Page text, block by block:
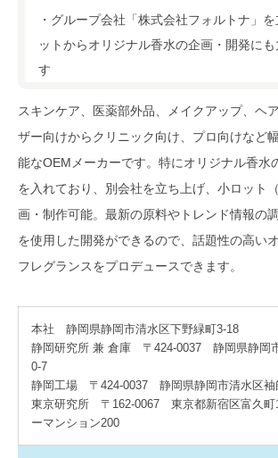
・グループ会社「株式会社フォルトナ」
ットからオリジナル香水の企画・開発にも
す
スキンケア、医薬部外品、メイクアップ、ヘ
ザー向けからクリニック向け、プロ向けなど
能なOEMメーカーです。特にオリジナル香水
を入れており、別会社を立ち上げ、小ロット
画・制作可能。最新の原料やトレンド情報の
を使用した開発ができるので、話題性の高い
フレグランスをプロデュースできます。
本社 静岡県静岡市清水区下野緑町3-18
静岡研究所 兼 倉庫 〒424-0037 静岡県静岡
0-7
静岡工場 〒424-0037 静岡県静岡市清水区袖
東京研究所 〒162-0067 東京都新宿区富久
ーマンション200